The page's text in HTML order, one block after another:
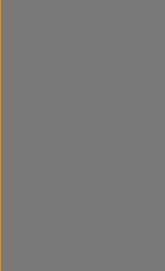
Aire
Accesorios y
Todo sobre
Tu
Luces